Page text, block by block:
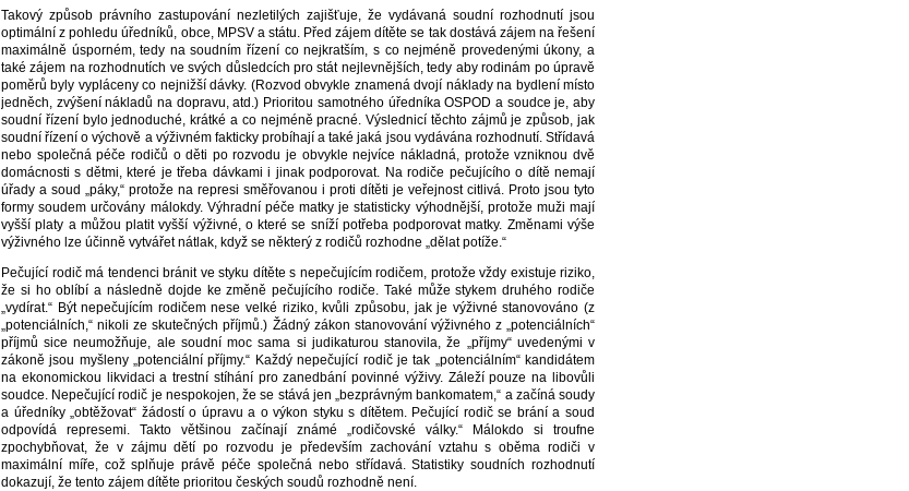
Takový způsob právního zastupování nezletilých zajišťuje, že vydávaná soudní rozhodnutí jsou
optimální z pohledu úředníků, obce, MPSV a státu. Před zájem dítěte se tak dostává zájem na řešení
maximálně úsporném, tedy na soudním řízení co nejkratším, s co nejméně provedenými úkony, a
také zájem na rozhodnutích ve svých důsledcích pro stát nejlevnějších, tedy aby rodinám po úpravě
poměrů byly vypláceny co nejnižší dávky. (Rozvod obvykle znamená dvojí náklady na bydlení místo
jedněch, zvýšení nákladů na dopravu, atd.) Prioritou samotného úředníka OSPOD a soudce je, aby
soudní řízení bylo jednoduché, krátké a co nejméně pracné. Výslednicí těchto zájmů je způsob, jak
soudní řízení o výchově a výživném fakticky probíhají a také jaká jsou vydávána rozhodnutí. Střídavá
nebo společná péče rodičů o děti po rozvodu je obvykle nejvíce nákladná, protože vzniknou dvě
domácnosti s dětmi, které je třeba dávkami i jinak podporovat. Na rodiče pečujícího o dítě nemají
úřady a soud „páky,“ protože na represi směřovanou i proti dítěti je veřejnost citlivá. Proto jsou tyto
formy soudem určovány málokdy. Výhradní péče matky je statisticky výhodnější, protože muži mají
vyšší platy a můžou platit vyšší výživné, o které se sníží potřeba podporovat matky. Změnami výše
výživného lze účinně vytvářet nátlak, když se některý z rodičů rozhodne „dělat potíže.“
Pečující rodič má tendenci bránit ve styku dítěte s nepečujícím rodičem, protože vždy existuje riziko,
že si ho oblíbí a následně dojde ke změně pečujícího rodiče. Také může stykem druhého rodiče
„vydírat.“ Být nepečujícím rodičem nese velké riziko, kvůli způsobu, jak je výživné stanovováno (z
„potenciálních,“ nikoli ze skutečných příjmů.) Žádný zákon stanovování výživného z „potenciálních“
příjmů sice neumožňuje, ale soudní moc sama si judikaturou stanovila, že „příjmy“ uvedenými v
zákoně jsou myšleny „potenciální příjmy.“ Každý nepečující rodič je tak „potenciálním“ kandidátem
na ekonomickou likvidaci a trestní stíhání pro zanedbání povinné výživy. Záleží pouze na libovůli
soudce. Nepečující rodič je nespokojen, že se stává jen „bezprávným bankomatem,“ a začíná soudy
a úředníky „obtěžovat“ žádostí o úpravu a o výkon styku s dítětem. Pečující rodič se brání a soud
odpovídá represemi. Takto většinou začínají známé „rodičovské války.“ Málokdo si troufne
zpochybňovat, že v zájmu dětí po rozvodu je především zachování vztahu s oběma rodiči v
maximální míře, což splňuje právě péče společná nebo střídavá. Statistiky soudních rozhodnutí
dokazují, že tento zájem dítěte prioritou českých soudů rozhodně není.